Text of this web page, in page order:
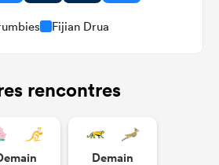
Fijian Drua
rencontres
Demain